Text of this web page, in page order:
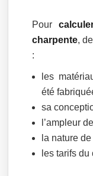
Pour
charpente,
:
les
été
sa
l’ampleur
la nature
les tarifs du